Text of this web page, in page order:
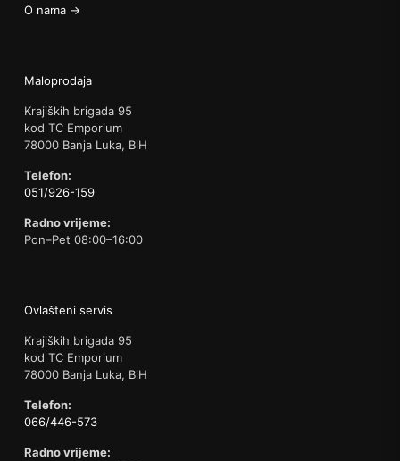
O nama →
Maloprodaja
Krajiških brigada 95
kod TC Emporium
78000 Banja Luka, BiH
Telefon:
051/926-159
Radno vrijeme:
Pon–Pet 08:00–16:00
Ovlašteni servis
Krajiških brigada 95
kod TC Emporium
78000 Banja Luka, BiH
Telefon:
066/446-573
Radno vrijeme: